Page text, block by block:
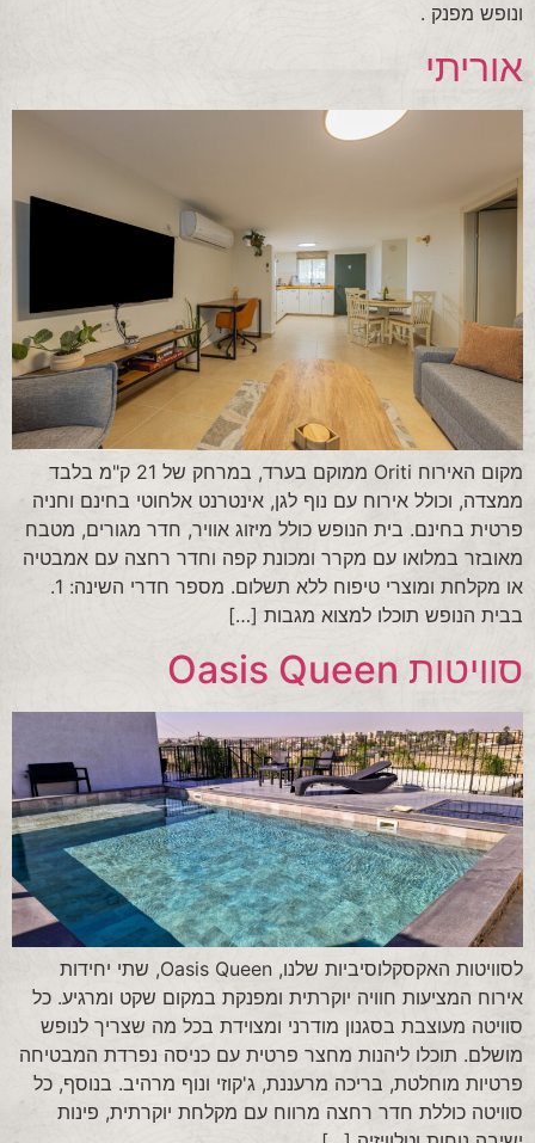
ונופש מפנק .
אוריתי
מקום האירוח Oriti ממוקם בערד, במרחק של 21 ק"מ בלבד
ממצדה, וכולל אירוח עם נוף לגן, אינטרנט אלחוטי בחינם וחניה
פרטית בחינם. בית הנופש כולל מיזוג אוויר, חדר מגורים, מטבח
מאובזר במלואו עם מקרר ומכונת קפה וחדר רחצה עם אמבטיה
או מקלחת ומוצרי טיפוח ללא תשלום. מספר חדרי השינה: 1.
בבית הנופש תוכלו למצוא מגבות […]
סוויטות Oasis Queen
לסוויטות האקסקלוסיביות שלנו, Oasis Queen, שתי יחידות
אירוח המציעות חוויה יוקרתית ומפנקת במקום שקט ומרגיע. כל
סוויטה מעוצבת בסגנון מודרני ומצוידת בכל מה שצריך לנופש
מושלם. תוכלו ליהנות מחצר פרטית עם כניסה נפרדת המבטיחה
פרטיות מוחלטת, בריכה מרעננת, ג'קוזי ונוף מרהיב. בנוסף, כל
סוויטה כוללת חדר רחצה מרווח עם מקלחת יוקרתית, פינות